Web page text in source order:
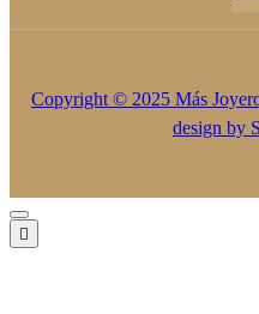
Copyright © 2025 Más
design by
